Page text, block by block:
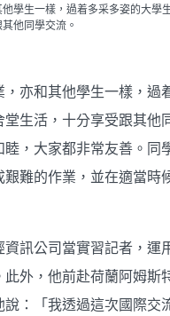
學生一樣，過着多采多姿的大學
他同學交流。
亦和其他學生一樣，過
生活，十分享受跟其他
，大家都非常友善。同
難的作業，並在適當時
訊公司當實習記者，運
外，他前赴荷蘭阿姆斯
：「我透過這次國際交